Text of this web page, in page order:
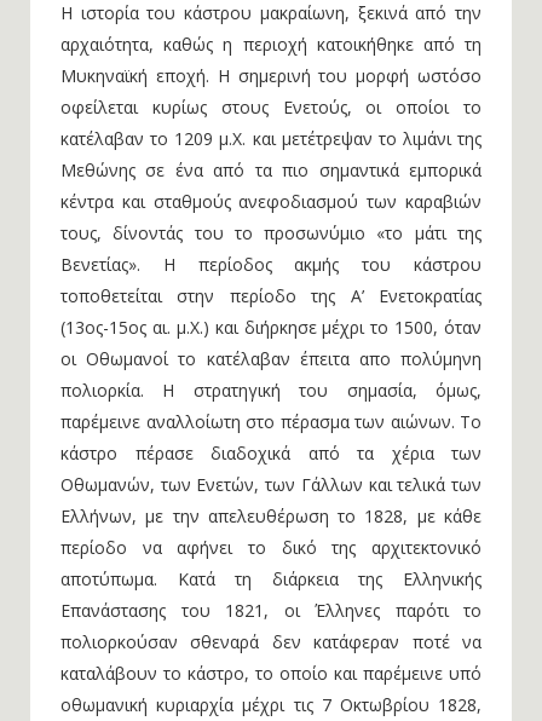
Η ιστορία του κάστρου μακραίωνη, ξεκινά από την
αρχαιότητα, καθώς η περιοχή κατοικήθηκε από τη
Μυκηναϊκή εποχή. Η σημερινή του μορφή ωστόσο
οφείλεται κυρίως στους Ενετούς, οι οποίοι το
κατέλαβαν το 1209 μ.Χ. και μετέτρεψαν το λιμάνι της
Μεθώνης σε ένα από τα πιο σημαντικά εμπορικά
κέντρα και σταθμούς ανεφοδιασμού των καραβιών
τους, δίνοντάς του το προσωνύμιο «το μάτι της
Βενετίας». Η περίοδος ακμής του κάστρου
τοποθετείται στην περίοδο της Α’ Ενετοκρατίας
(13ος-15ος αι. μ.Χ.) και διήρκησε μέχρι το 1500, όταν
οι Οθωμανοί το κατέλαβαν έπειτα απο πολύμηνη
πολιορκία. Η στρατηγική του σημασία, όμως,
παρέμεινε αναλλοίωτη στο πέρασμα των αιώνων. Το
κάστρο πέρασε διαδοχικά από τα χέρια των
Οθωμανών, των Ενετών, των Γάλλων και τελικά των
Ελλήνων, με την απελευθέρωση το 1828, με κάθε
περίοδο να αφήνει το δικό της αρχιτεκτονικό
αποτύπωμα. Κατά τη διάρκεια της Ελληνικής
Επανάστασης του 1821, οι Έλληνες παρότι το
πολιορκούσαν σθεναρά δεν κατάφεραν ποτέ να
καταλάβουν το κάστρο, το οποίο και παρέμεινε υπό
οθωμανική κυριαρχία μέχρι τις 7 Οκτωβρίου 1828,